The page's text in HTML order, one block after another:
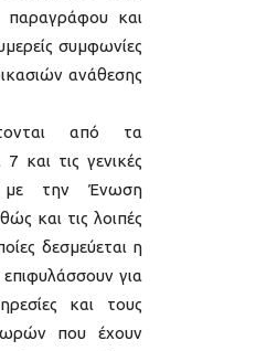
παραγράφου και
συμφωνίες
ανάθεσης
από τα
και τις γενικές
με την Ένωση
και τις λοιπές
δεσμεύεται η
για
και τους
που έχουν